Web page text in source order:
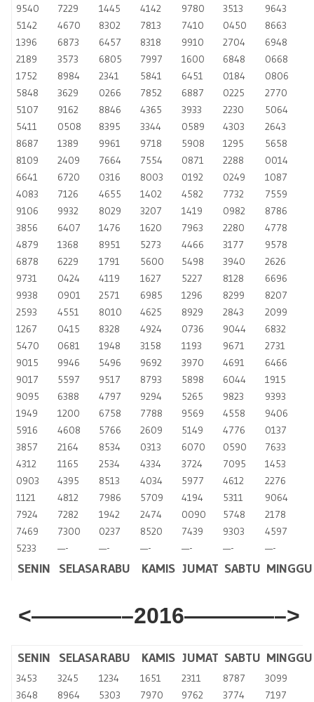
9540 7229 1445 4142 9780 3513
9643
5142
4670 8302 7813 7410 0450
8663
1396
6873 6457 8318 9910 2704
6948
2189
3573 6805 7997 1600 6848
0668
1752
8984 2341 5841 6451 0184
0806
5848
3629 0266 7852 6887 0225
2770
5107
9162 8846 4365 3933 2230
5064
5411
0508 8395 3344 0589 4303
2643
8687
1389 9961 9718 5908 1295
5658
8109
2409 7664 7554 0871 2288
0014
6641
6720 0316 8003 0192 0249
1087
4083
7126 4655 1402 4582 7732
7559
9106
9932 8029 3207 1419 0982
8786
3856
6407 1476 1620 7963 2280
4778
4879
1368 8951 5273 4466 3177
9578
6878
6229 1791 5600 5498 3940
2626
9731
0424 4119 1627 5227 8128
6696
9938
0901 2571 6985 1296 8299
8207
2593
4551 8010 4625 8929 2843
2099
1267
0415 8328 4924 0736 9044
6832
5470
0681 1948 3158 1193 9671
2731
9015
9946 5496 9692 3970 4691
6466
9017
5597 9517 8793 5898 6044
1915
9095
6388 4797 9294 5265 9823
9393
1949
1200 6758 7788 9569 4558
9406
5916
4608 5766 2609 5149 4776
0137
3857
2164 8534 0313 6070 0590
7633
4312
1165 2534 4334 3724 7095
1453
0903
4395 8513 4034 5977 4612
2276
1121
4812 7986 5709 4194 5311
9064
7924
7282 1942 2474 0090 5748
2178
7469
7300 0237 8520 7439 9303
4597
5233
—- —- —- —- —- —-
SENIN SELASARABU KAMIS JUMAT SABTU MINGGU
<————–2016————–>
SENIN SELASARABU KAMIS JUMAT SABTU MINGGU
3453 3245 1234 1651 2311 8787
3099
3648
8964 5303 7970 9762 3774
7197